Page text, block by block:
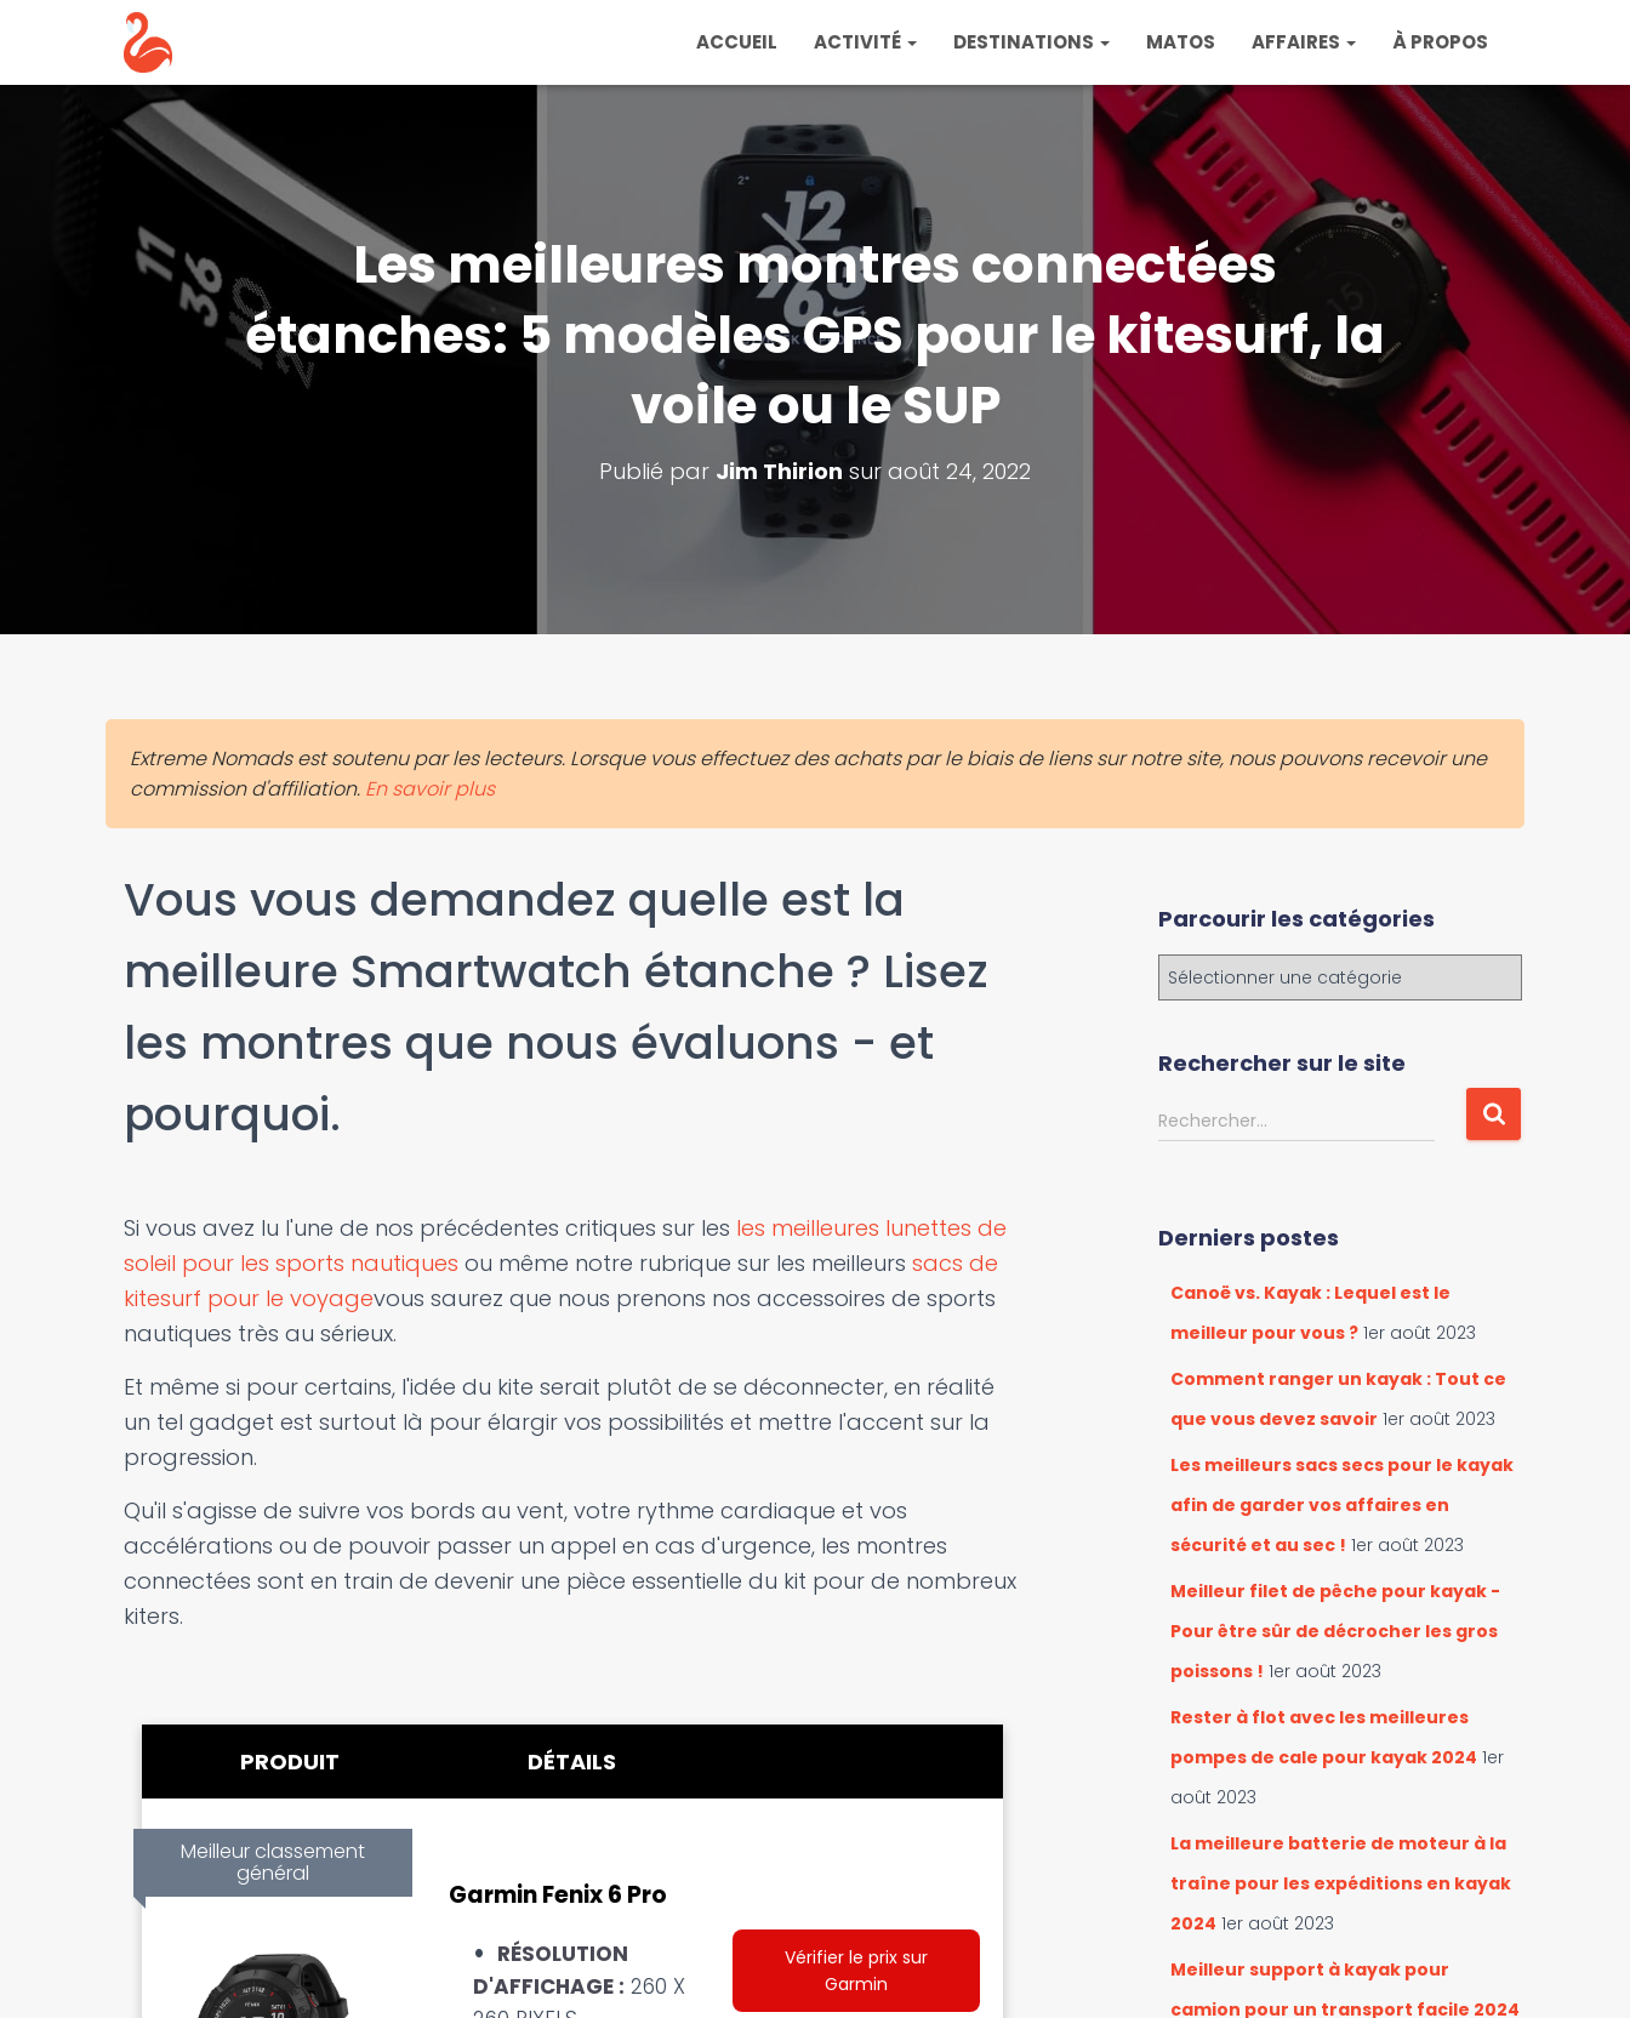
ACCUEIL ACTIVITÉ DESTINATIONS MATOS AFFAIRES À PROPOS
Les meilleures montres connectées
étanches: 5 modèles GPS pour le kitesurf, la
voile ou le SUP
Publié par Jim Thirion sur août 24, 2022
Extreme Nomads est soutenu par les lecteurs. Lorsque vous effectuez des achats par le biais de liens sur notre site, nous pouvons recevoir une
commission d'affiliation. En savoir plus
Vous vous demandez quelle est la
meilleure Smartwatch étanche ? Lisez
les montres que nous évaluons - et
pourquoi.
Si vous avez lu l'une de nos précédentes critiques sur les les meilleures lunettes de
soleil pour les sports nautiques ou même notre rubrique sur les meilleurs sacs de
kitesurf pour le voyagevous saurez que nous prenons nos accessoires de sports
nautiques très au sérieux.
Et même si pour certains, l'idée du kite serait plutôt de se déconnecter, en réalité
un tel gadget est surtout là pour élargir vos possibilités et mettre l'accent sur la
progression.
Qu'il s'agisse de suivre vos bords au vent, votre rythme cardiaque et vos
accélérations ou de pouvoir passer un appel en cas d'urgence, les montres
connectées sont en train de devenir une pièce essentielle du kit pour de nombreux
kiters.
PRODUIT DÉTAILS
Meilleur classement
général
Garmin Fenix 6 Pro
RÉSOLUTION
D'AFFICHAGE : 260 X
Vérifier le prix sur
Garmin
Parcourir les catégories
a
o
r
e
Rechercher sur le site
R
e
r
Rechercher…
Derniers postes
Canoë vs. Kayak : Lequel est le
meilleur pour vous ? 1er août 2023
Comment ranger un kayak : Tout ce
que vous devez savoir 1er août 2023
Les meilleurs sacs secs pour le kayak
afin de garder vos affaires en
sécurité et au sec ! 1er août 2023
Meilleur filet de pêche pour kayak -
Pour être sûr de décrocher les gros
poissons ! 1er août 2023
Rester à flot avec les meilleures
pompes de cale pour kayak 2024 1er
août 2023
La meilleure batterie de moteur à la
traîne pour les expéditions en kayak
2024 1er août 2023
Meilleur support à kayak pour
camion pour un transport facile 2024